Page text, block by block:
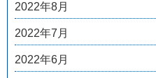
2022年8月
2022年7月
2022年6月